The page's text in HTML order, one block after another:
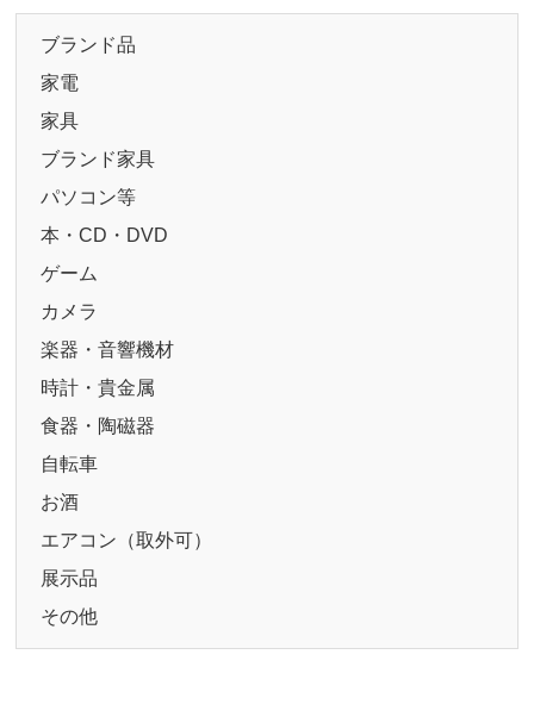
ブランド品
家電
家具
ブランド家具
パソコン等
本・CD・DVD
ゲーム
カメラ
楽器・音響機材
時計・貴金属
食器・陶磁器
自転車
お酒
エアコン（取外可）
展示品
その他